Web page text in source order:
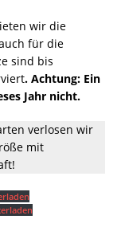
wir die
für die
sind bis
. Achtung: Ein
Jahr nicht.
verlosen wir
mit